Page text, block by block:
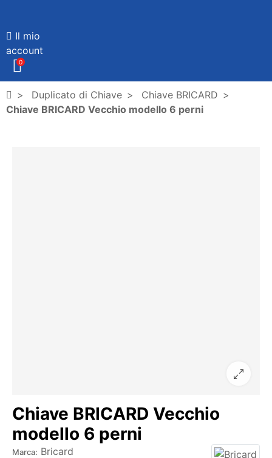
Il mio
account
0
Duplicato di Chiave
Chiave BRICARD
Chiave BRICARD Vecchio modello 6 perni
Chiave BRICARD Vecchio
modello 6 perni
Marca: Bricard